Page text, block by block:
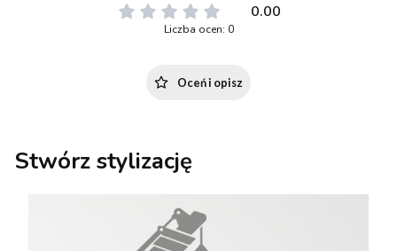
0.00
Liczba ocen: 0
Oceń i opisz
Stwórz stylizację